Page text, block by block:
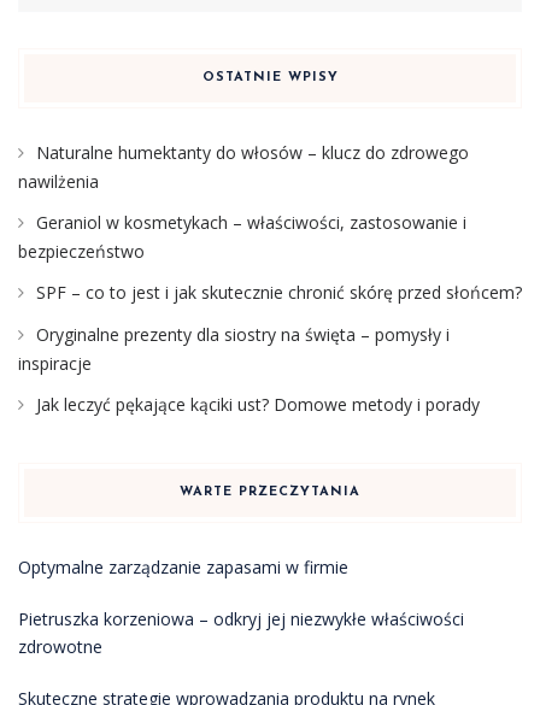
OSTATNIE WPISY
Naturalne humektanty do włosów – klucz do zdrowego
nawilżenia
Geraniol w kosmetykach – właściwości, zastosowanie i
bezpieczeństwo
SPF – co to jest i jak skutecznie chronić skórę przed słońcem?
Oryginalne prezenty dla siostry na święta – pomysły i
inspiracje
Jak leczyć pękające kąciki ust? Domowe metody i porady
WARTE PRZECZYTANIA
Optymalne zarządzanie zapasami w firmie
Pietruszka korzeniowa – odkryj jej niezwykłe właściwości
zdrowotne
Skuteczne strategie wprowadzania produktu na rynek